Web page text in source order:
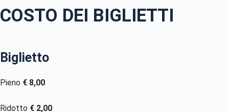
COSTO DEI BIGLIETTI
Biglietto
Pieno € 8,00
Ridotto € 2,00